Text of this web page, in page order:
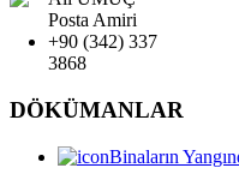
Posta Amiri
+90 (342) 337
3868
DÖKÜMANLAR
Binaların